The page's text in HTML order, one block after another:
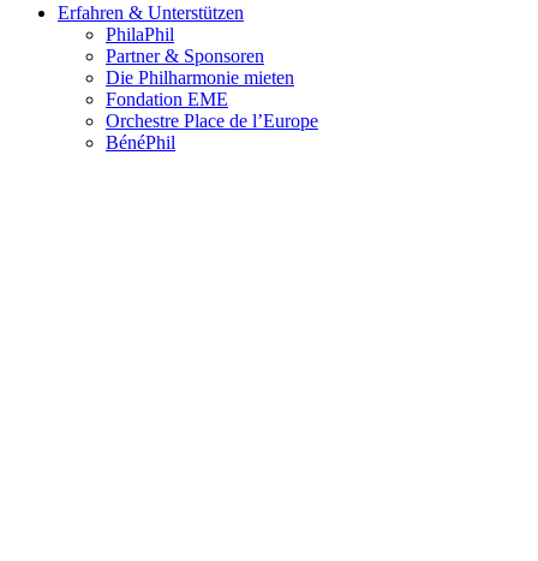
Erfahren & Unterstützen
PhilaPhil
Partner & Sponsoren
Die Philharmonie mieten
Fondation EME
Orchestre Place de l’Europe
BénéPhil